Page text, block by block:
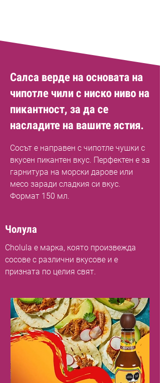
Салса верде на основата на
чипотле чили с ниско ниво на
пикантност, за да се
насладите на вашите ястия.
Сосът е направен с чипотле чушки с
вкусен пикантен вкус. Перфектен е за
гарнитура на морски дарове или
месо заради сладкия си вкус.
Формат 150 мл.
Чолула
Cholula е марка, която произвежда
сосове с различни вкусове и е
призната по целия свят.